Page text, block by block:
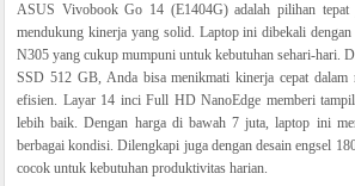
ASUS Vivobook Go 14 (E1404G) adalah pilihan tepat
mendukung kinerja yang solid. Laptop ini dibekali
N305 yang cukup mumpuni untuk kebutuhan sehari-
SSD 512 GB, Anda bisa menikmati kinerja cepat dalam
efisien. Layar 14 inci Full HD NanoEdge memberi
lebih baik. Dengan harga di bawah 7 juta, laptop ini
berbagai kondisi. Dilengkapi juga dengan desain engsel
cocok untuk kebutuhan produktivitas harian.